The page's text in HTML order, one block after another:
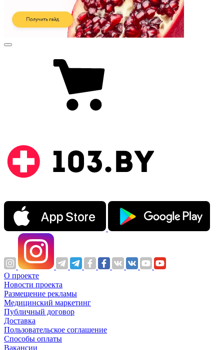
О проекте
Новости проекта
Размещение рекламы
Медицинский маркетинг
Публичный договор
Доставка
Пользовательское соглашение
Способы оплаты
Вакансии